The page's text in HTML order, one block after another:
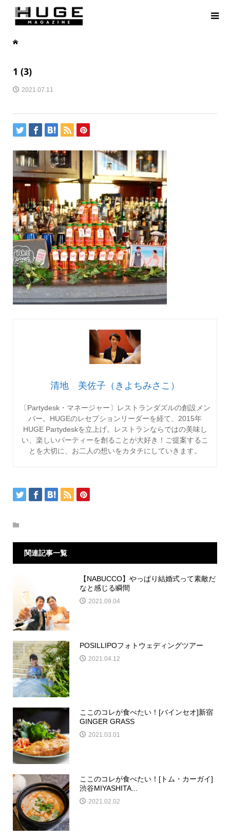
1 (3)
2021.07.11
清地 美佐子（きよちみさこ）
〔Partydesk・マネージャー〕レストランダズルの創設メン
バー。HUGEのレセプションリーダーを経て、2015年
HUGE Partydeskを立上げ。レストランならではの美味し
い、楽しいパーティーを創ることが大好き！ご提案するこ
とを大切に、お二人の想いをカタチにしていきます。
関連記事一覧
【NABUCCO】やっぱり結婚式って素敵だ
なと感じる瞬間
2021.09.04
POSILLIPOフォトウェディングツアー
2021.04.12
ここのコレが食べたい！[バインセオ]新宿
GINGER GRASS
2021.03.01
ここのコレが食べたい！[トム・カーガイ]
渋谷MIYASHITA...
2021.02.02